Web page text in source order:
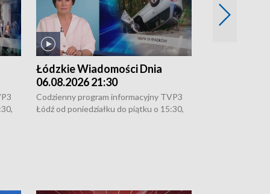
Łódzkie Wiadomości Dnia
06.08.2026 21:30
Codzienny program informacyjny TVP3
Łódź od poniedziałku do piątku o 15:30,